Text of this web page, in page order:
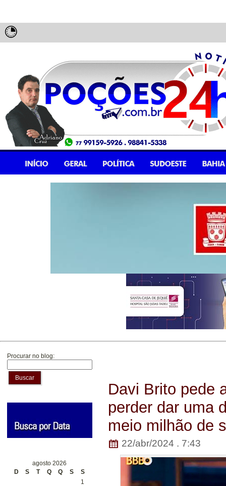
Procurar no blog:
Buscar
agosto 2026
D
S T Q Q S
S
1
Davi Brito pede
perder dar uma
meio milhão de
22/abr/2024 . 7:43